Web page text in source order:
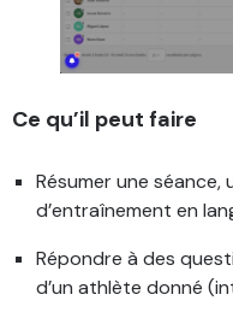
Ce qu’il peut faire
Résumer une séance,
d’entraînement en
Répondre à des
d’un athlète donné